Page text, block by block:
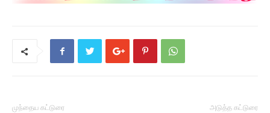
முந்தைய கட்டுரை அடுத்த கட்டுரை